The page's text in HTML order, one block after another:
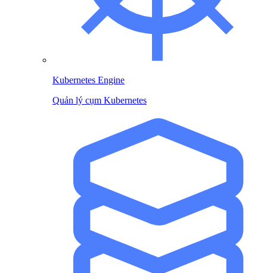
Kubernetes Engine
Quản lý cụm Kubernetes